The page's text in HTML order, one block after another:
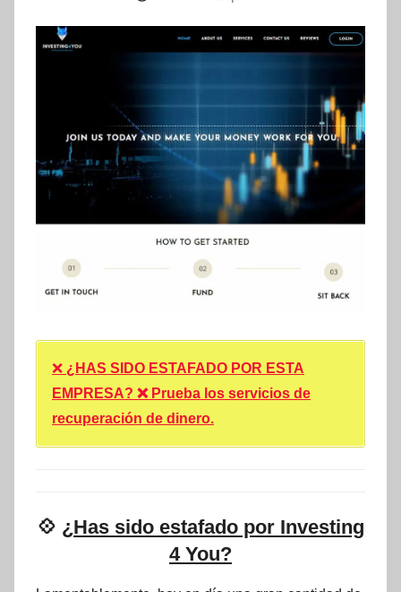
❌ ¿HAS SIDO ESTAFADO POR ESTA
EMPRESA? ❌ Prueba los servicios de
recuperación de dinero.
💠 ¿Has sido estafado por Investing
4 You?